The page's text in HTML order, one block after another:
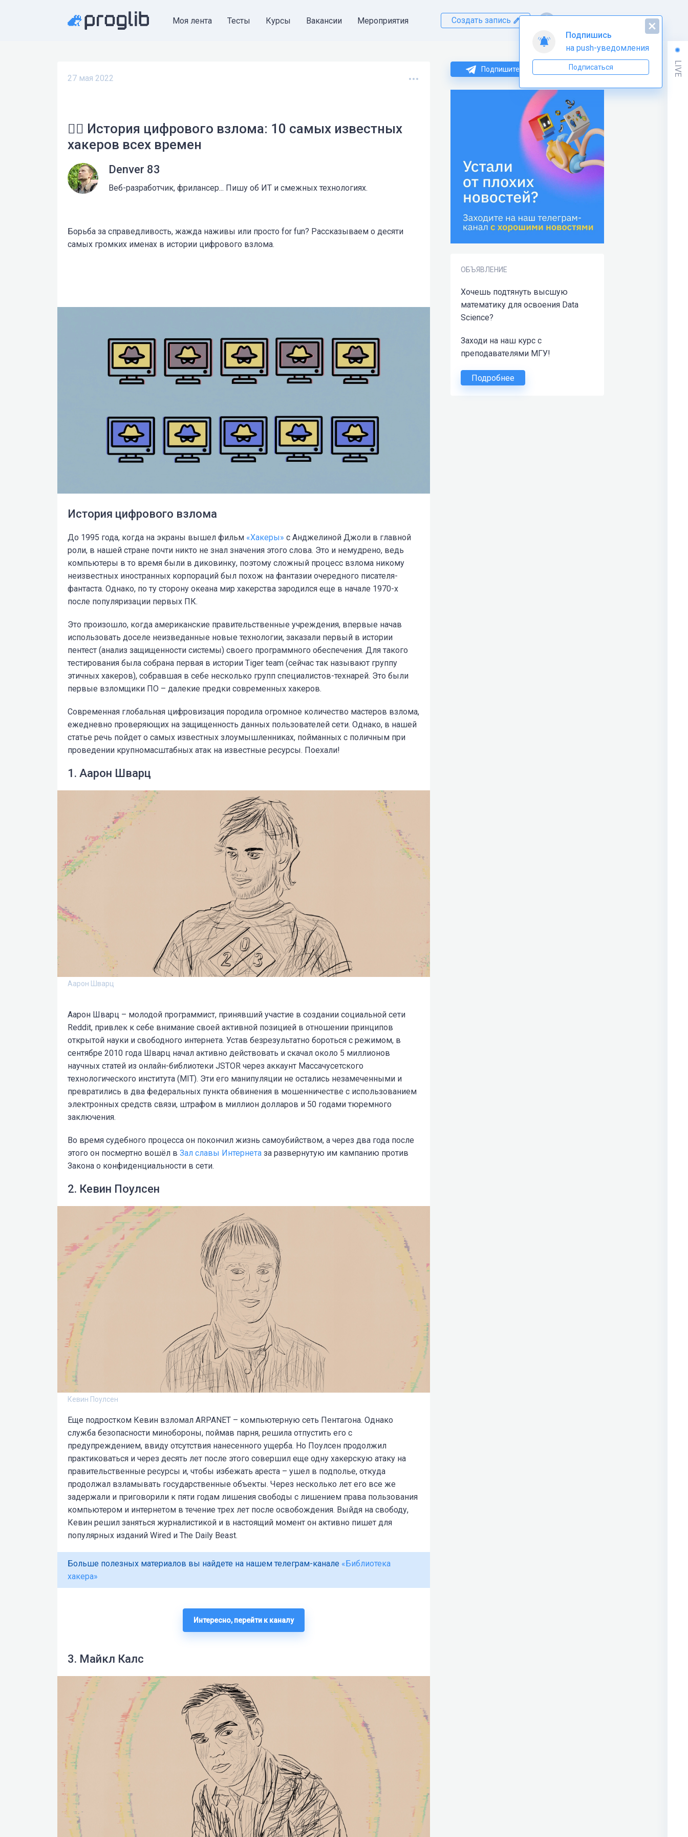
Моя лента Тесты Курсы Вакансии Мероприятия Создать запись
Подпишитесь на нас в Telegram
ОБЪЯВЛЕНИЕ
Хочешь подтянуть высшую
математику для освоения Data
Science?
Заходи на наш курс с
преподавателями МГУ!
Подробнее
27 мая 2022
🏴‍☠️ История цифрового взлома: 10 самых известных
хакеров всех времен
Denver 83
Веб-разработчик, фрилансер... Пишу об ИТ и смежных технологиях.
Борьба за справедливость, жажда наживы или просто for fun? Рассказываем о десяти
самых громких именах в истории цифрового взлома.
История цифрового взлома
До 1995 года, когда на экраны вышел фильм «Хакеры» с Анджелиной Джоли в главной
роли, в нашей стране почти никто не знал значения этого слова. Это и немудрено, ведь
компьютеры в то время были в диковинку, поэтому сложный процесс взлома никому
неизвестных иностранных корпораций был похож на фантазии очередного писателя-
фантаста. Однако, по ту сторону океана мир хакерства зародился еще в начале 1970-х
после популяризации первых ПК.
Это произошло, когда американские правительственные учреждения, впервые начав
использовать доселе неизведанные новые технологии, заказали первый в истории
пентест (анализ защищенности системы) своего программного обеспечения. Для такого
тестирования была собрана первая в истории Tiger team (сейчас так называют группу
этичных хакеров), собравшая в себе несколько групп специалистов-технарей. Это были
первые взломщики ПО – далекие предки современных хакеров.
Современная глобальная цифровизация породила огромное количество мастеров взлома,
ежедневно проверяющих на защищенность данных пользователей сети. Однако, в нашей
статье речь пойдет о самых известных злоумышленниках, пойманных с поличным при
проведении крупномасштабных атак на известные ресурсы. Поехали!
1. Аарон Шварц
Аарон Шварц
Аарон Шварц – молодой программист, принявший участие в создании социальной сети
Reddit, привлек к себе внимание своей активной позицией в отношении принципов
открытой науки и свободного интернета. Устав безрезультатно бороться с режимом, в
сентябре 2010 года Шварц начал активно действовать и скачал около 5 миллионов
научных статей из онлайн-библиотеки JSTOR через аккаунт Массачусетского
технологического института (MIT). Эти его манипуляции не остались незамеченными и
превратились в два федеральных пункта обвинения в мошенничестве с использованием
электронных средств связи, штрафом в миллион долларов и 50 годами тюремного
заключения.
Во время судебного процесса он покончил жизнь самоубийством, а через два года после
этого он посмертно вошёл в Зал славы Интернета за развернутую им кампанию против
Закона о конфиденциальности в сети.
2. Кевин Поулсен
Кевин Поулсен
Еще подростком Кевин взломал ARPANET – компьютерную сеть Пентагона. Однако
служба безопасности минобороны, поймав парня, решила отпустить его с
предупреждением, ввиду отсутствия нанесенного ущерба. Но Поулсен продолжил
практиковаться и через десять лет после этого совершил еще одну хакерскую атаку на
правительственные ресурсы и, чтобы избежать ареста – ушел в подполье, откуда
продолжал взламывать государственные объекты. Через несколько лет его все же
задержали и приговорили к пяти годам лишения свободы с лишением права пользования
компьютером и интернетом в течение трех лет после освобождения. Выйдя на свободу,
Кевин решил заняться журналистикой и в настоящий момент он активно пишет для
популярных изданий Wired и The Daily Beast.
Больше полезных материалов вы найдете на нашем телеграм-канале «Библиотека
хакера»
Интересно, перейти к каналу
3. Майкл Калс
LIVE
Подпишись
на push-уведомления
Подписаться